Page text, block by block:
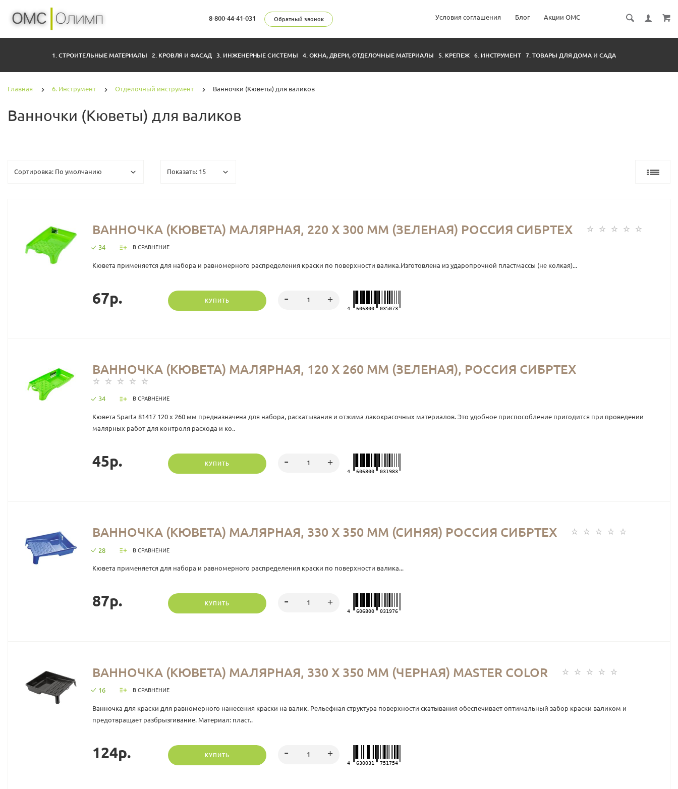
8-800-44-41-031 Обратный звонок Условия соглашения Блог Акции ОМС
1. СТРОИТЕЛЬНЫЕ МАТЕРИАЛЫ 2. КРОВЛЯ И ФАСАД 3. ИНЖЕНЕРНЫЕ СИСТЕМЫ 4. ОКНА, ДВЕРИ, ОТДЕЛОЧНЫЕ МАТЕРИАЛЫ 5. КРЕПЕЖ 6. ИНСТРУМЕНТ 7. ТОВАРЫ ДЛЯ ДОМА И САДА
Главная 6. Инструмент Отделочный инструмент Ванночки (Кюветы) для валиков
Ванночки (Кюветы) для валиков
ВАННОЧКА (КЮВЕТА) МАЛЯРНАЯ, 220 Х 300 ММ (ЗЕЛЕНАЯ) РОССИЯ СИБРТЕХ
34 В СРАВНЕНИЕ
Кювета применяется для набора и равномерного распределения краски по поверхности валика.Изготовлена из ударопрочной пластмассы (не колкая)...
67р. КУПИТЬ
4 606800 035073
ВАННОЧКА (КЮВЕТА) МАЛЯРНАЯ, 120 X 260 ММ (ЗЕЛЕНАЯ), РОССИЯ СИБРТЕХ
34 В СРАВНЕНИЕ
Кювета Sparta 81417 120 х 260 мм предназначена для набора, раскатывания и отжима лакокрасочных материалов. Это удобное приспособление пригодится при проведении
малярных работ для контроля расхода и ко..
45р. КУПИТЬ
4 606800 031983
ВАННОЧКА (КЮВЕТА) МАЛЯРНАЯ, 330 Х 350 ММ (СИНЯЯ) РОССИЯ СИБРТЕХ
28 В СРАВНЕНИЕ
Кювета применяется для набора и равномерного распределения краски по поверхности валика...
87р. КУПИТЬ
4 606800 031976
ВАННОЧКА (КЮВЕТА) МАЛЯРНАЯ, 330 Х 350 ММ (ЧЕРНАЯ) MASTER COLOR
16 В СРАВНЕНИЕ
Ванночка для краски для равномерного нанесения краски на валик. Рельефная структура поверхности скатывания обеспечивает оптимальный забор краски валиком и
предотвращает разбрызгивание. Материал: пласт..
124р. КУПИТЬ
4 630031 751754